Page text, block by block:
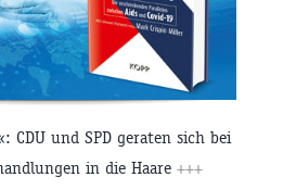
CDU und SPD geraten sich bei
in die Haare +++